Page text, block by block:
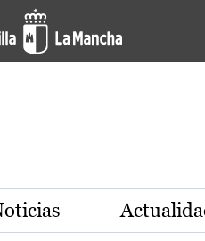
de la región